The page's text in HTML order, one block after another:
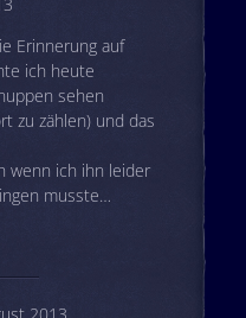
Erinnerung auf
ich heute
sehen
zu zählen) und das
wenn ich ihn leider
musste…
2013